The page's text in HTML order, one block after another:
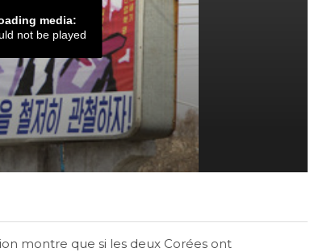
media:
not be played
montre que si les deux Corées ont